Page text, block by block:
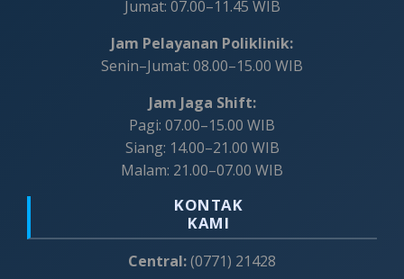
Jumat: 07.00–11.45 WIB
Jam Pelayanan Poliklinik:
Senin–Jumat: 08.00–15.00 WIB
Jam Jaga Shift:
Pagi: 07.00–15.00 WIB
Siang: 14.00–21.00 WIB
Malam: 21.00–07.00 WIB
KONTAK
KAMI
Central:(0771) 21428